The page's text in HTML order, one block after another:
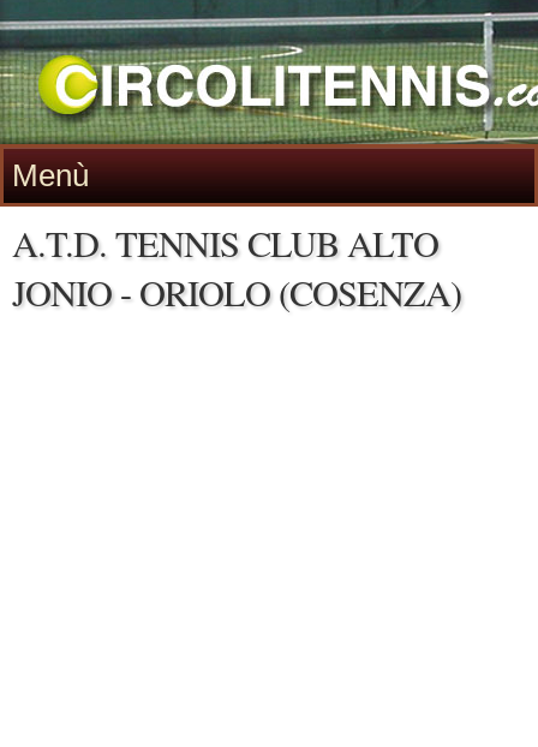
Menù
A.T.D. TENNIS CLUB ALTO
JONIO - ORIOLO (COSENZA)